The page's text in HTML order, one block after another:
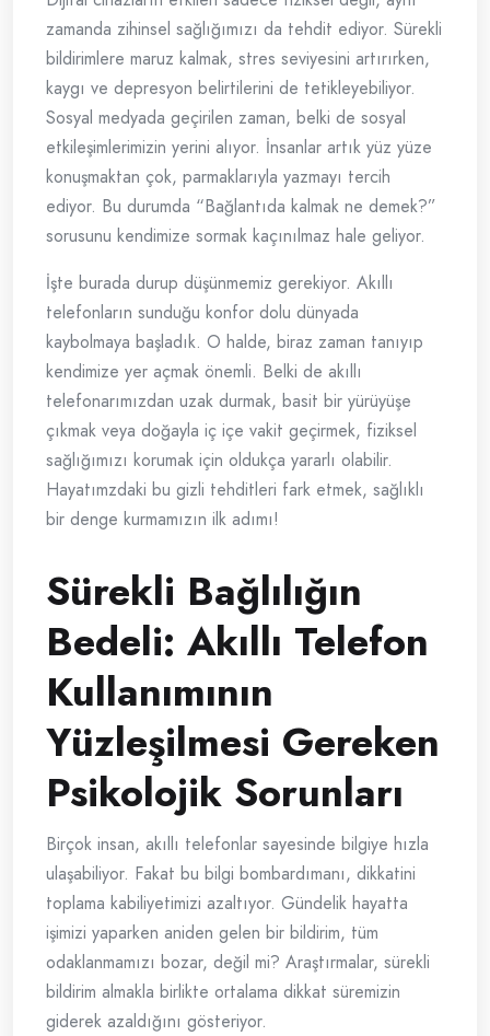
zamanda zihinsel sağlığımızı da tehdit ediyor. Sürekli
bildirimlere maruz kalmak, stres seviyesini artırırken,
kaygı ve depresyon belirtilerini de tetikleyebiliyor.
Sosyal medyada geçirilen zaman, belki de sosyal
etkileşimlerimizin yerini alıyor. İnsanlar artık yüz yüze
konuşmaktan çok, parmaklarıyla yazmayı tercih
ediyor. Bu durumda “Bağlantıda kalmak ne demek?”
sorusunu kendimize sormak kaçınılmaz hale geliyor.
İşte burada durup düşünmemiz gerekiyor. Akıllı
telefonların sunduğu konfor dolu dünyada
kaybolmaya başladık. O halde, biraz zaman tanıyıp
kendimize yer açmak önemli. Belki de akıllı
telefonarımızdan uzak durmak, basit bir yürüyüşe
çıkmak veya doğayla iç içe vakit geçirmek, fiziksel
sağlığımızı korumak için oldukça yararlı olabilir.
Hayatımzdaki bu gizli tehditleri fark etmek, sağlıklı
bir denge kurmamızın ilk adımı!
Sürekli Bağlılığın
Bedeli: Akıllı Telefon
Kullanımının
Yüzleşilmesi Gereken
Psikolojik Sorunları
Birçok insan, akıllı telefonlar sayesinde bilgiye hızla
ulaşabiliyor. Fakat bu bilgi bombardımanı, dikkatini
toplama kabiliyetimizi azaltıyor. Gündelik hayatta
işimizi yaparken aniden gelen bir bildirim, tüm
odaklanmamızı bozar, değil mi? Araştırmalar, sürekli
bildirim almakla birlikte ortalama dikkat süremizin
giderek azaldığını gösteriyor.